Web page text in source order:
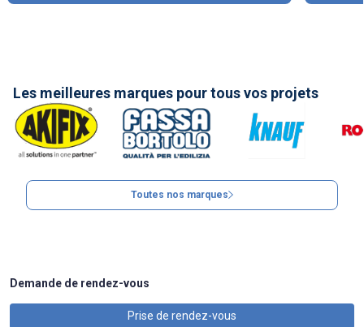
Les meilleures marques pour tous vos projets
Toutes nos marques
Demande de rendez-vous
Prise de rendez-vous